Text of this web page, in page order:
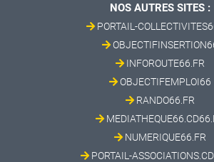
NOS AUTRES SITES :
PORTAIL-
INFOROUTE66.FR
OBJECTIFEMPLOI66
RANDO66.FR
NUMERIQUE66.FR
PORTAIL-